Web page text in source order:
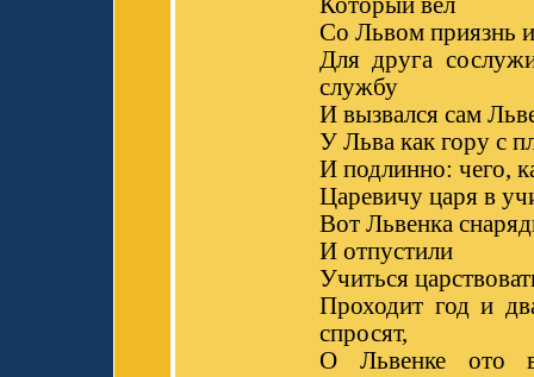
Со Львом приязнь
Для друга
службу
И вызвался сам
У Льва как гору с
И подлинно: чего,
Царевичу царя в
Вот Львенка
И отпустили
Учиться
Проходит год и
спросят,
О Львенке ото